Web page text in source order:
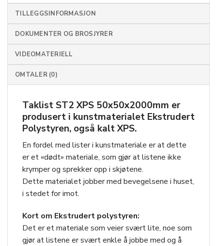
TILLEGGSINFORMASJON
DOKUMENTER OG BROSJYRER
VIDEOMATERIELL
OMTALER (0)
Taklist ST2 XPS 50x50x2000mm er
produsert i kunstmaterialet Ekstrudert
Polystyren, også kalt XPS.
En fordel med lister i kunstmateriale er at dette
er et «dødt» materiale, som gjør at listene ikke
krymper og sprekker opp i skjøtene.
Dette materialet jobber med bevegelsene i huset,
i stedet for imot.
Kort om Ekstrudert polystyren:
Det er et materiale som veier svært lite, noe som
gjør at listene er svært enkle å jobbe med og å